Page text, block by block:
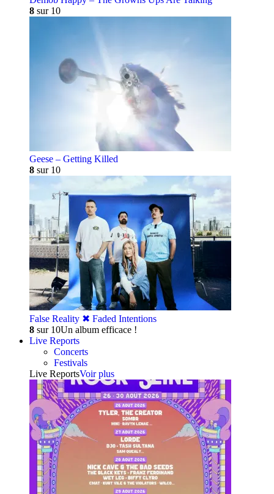
8 sur 10
Geese – Getting Killed
8 sur 10
False Reality ✖︎ Faded Intentions
8 sur 10Un album efficace !
Live Reports
Concerts
Festivals
Live ReportsVoir plus